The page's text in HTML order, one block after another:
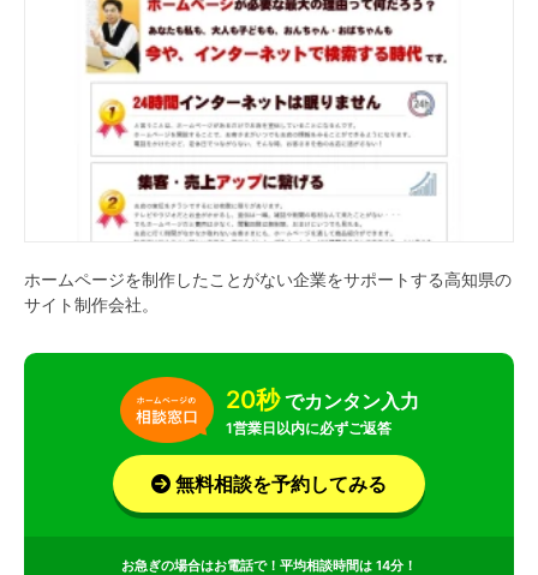
ホームページを制作したことがない企業をサポートする高知県の
サイト制作会社。
20秒でカンタン入力
1営業日以内に必ずご返答
無料相談を予約してみる
お急ぎの場合はお電話で！平均相談時間は 14分！